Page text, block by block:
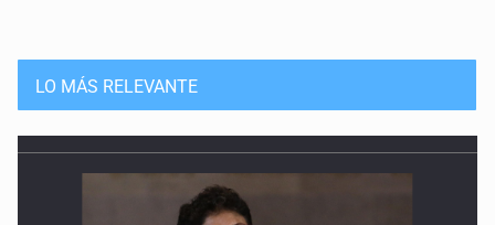
LO MÁS RELEVANTE